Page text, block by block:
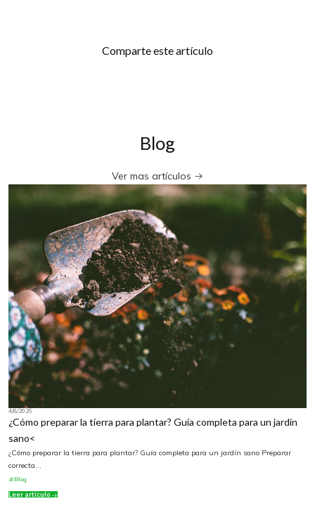
Comparte este artículo
Blog
Ver mas artículos
4/8/2026
¿Cómo preparar la tierra para plantar? Guía completa para un jardín
sano<
¿Cómo preparar la tierra para plantar? Guía completa para un jardín sano Preparar
correcta...
Blog
Leer artículo